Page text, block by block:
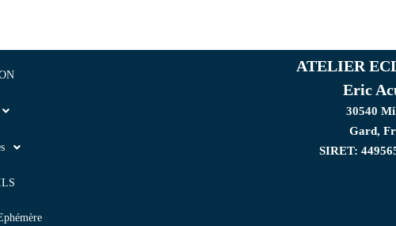
ATELIER
Eric
30540
Gard,
SIRET: